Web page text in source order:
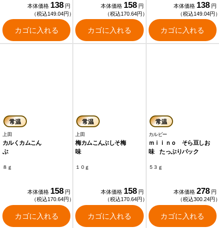
本体価格 138 円
（税込149.04円）
カゴに入れる
本体価格 158 円
（税込170.64円）
カゴに入れる
本体価格 138 円
（税込149.04円
カゴに入れる
常温
上田
カルくカムこん
ぶ
８ｇ
本体価格 158 円
（税込170.64円）
カゴに入れる
常温
上田
梅カムこんぶしそ梅
味
１０ｇ
本体価格 158 円
（税込170.64円）
カゴに入れる
常温
カルビー
ｍｉｉｎｏ そら豆しお
味 たっぷりパック
５３ｇ
本体価格 278 円
（税込300.24円
カゴに入れる